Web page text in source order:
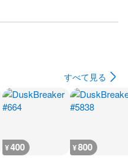
すべて見る
¥400 ¥800